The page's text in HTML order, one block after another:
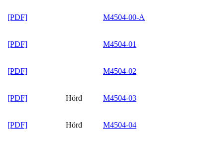
[PDF] M4504-00-A
[PDF] M4504-01
[PDF] M4504-02
[PDF] Hörd M4504-03
[PDF] Hörd M4504-04